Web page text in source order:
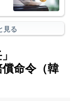
見る
」
命令（韓